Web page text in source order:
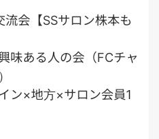
流会【SSサロン株本も
味ある人の会（FCチャ
ン×地方×サロン会員1